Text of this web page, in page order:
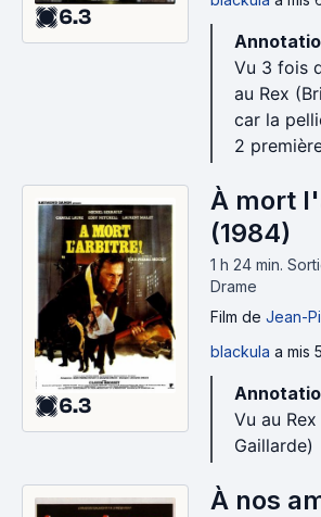
6.3
Vu 3 fois
au Rex
car la
2
6.3
À mort
(1984)
1 h 24 min.
Drame
Film de Jean-
blackula a mis
Vu au
Gaillarde)
À nos